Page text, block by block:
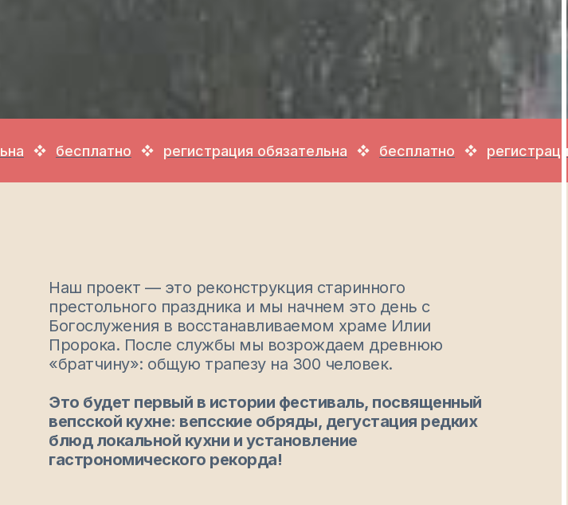
бесплатно регистрация обязательна бесплатно регистрация
Наш проект — это реконструкция старинного
престольного праздника и мы начнем это день с
Богослужения в восстанавливаемом храме Илии
Пророка. После службы мы возрождаем древнюю
«братчину»: общую трапезу на 300 человек.
Это будет первый в истории фестиваль, посвященный
вепсской кухне: вепсские обряды, дегустация редких
блюд локальной кухни и установление
гастрономического рекорда!